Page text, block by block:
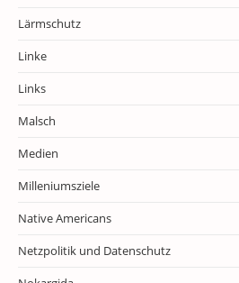
Lärmschutz
Linke
Links
Malsch
Medien
Milleniumsziele
Native Americans
Netzpolitik und Datenschutz